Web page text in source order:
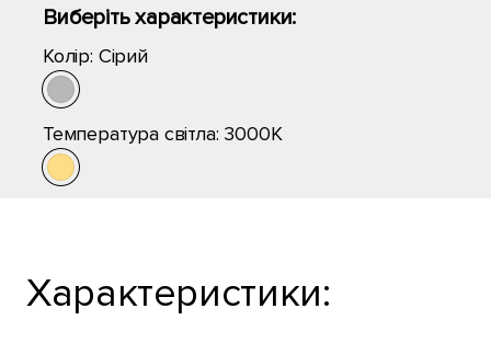
Виберіть характеристики:
Колір: Сірий
Температура світла: 3000K
Характеристики: